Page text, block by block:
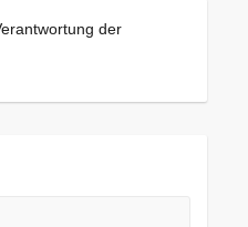
der